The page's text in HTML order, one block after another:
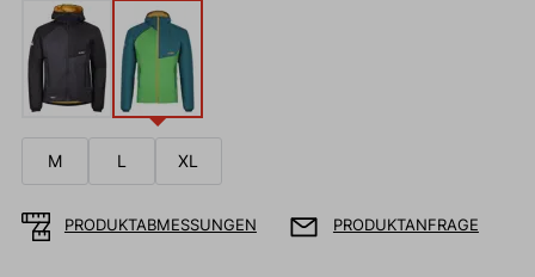
M L XL
PRODUKTABMESSUNGEN PRODUKTANFRAGE